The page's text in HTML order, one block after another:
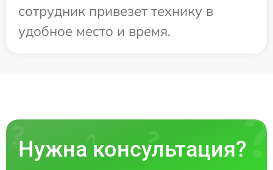
сотрудник привезет технику в
удобное место и время.
Нужна консультация?